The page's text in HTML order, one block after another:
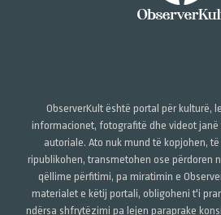
ObserverKult është portal për kulturë,
informacionet, fotografitë dhe videot
autoriale. Ato nuk mund të kopjohen,
ripublikohen, transmetohen ose përdoren
qëllime përfitimi, pa miratimin e
materialet e këtij portali, obligoheni t'i
ndërsa shfrytëzimi pa lejen paraprake